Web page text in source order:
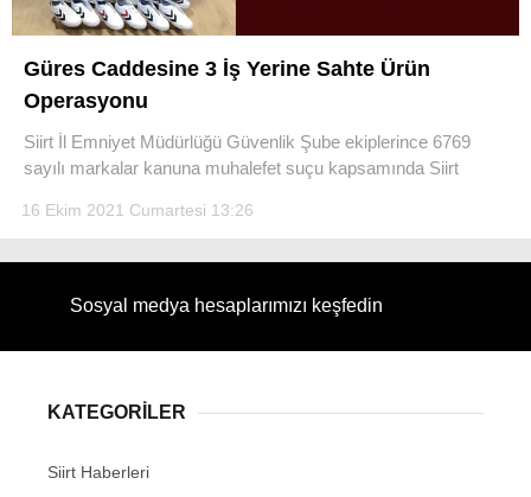
Facebook
GÜNDEM
Güres Caddesine 3 İş Yerine Sahte Ürün
Operasyonu
Siirt İl Emniyet Müdürlüğü Güvenlik Şube ekiplerince 6769
sayılı markalar kanuna muhalefet suçu kapsamında Siirt
16 Ekim 2021 Cumartesi 13:26
Sosyal medya hesaplarımızı keşfedin
KATEGORİLER
Siirt Haberleri